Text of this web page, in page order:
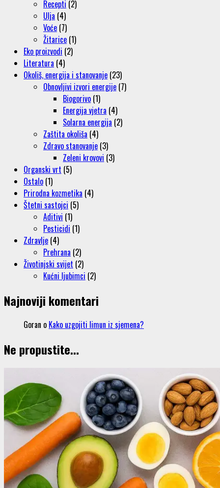
Recepti (2)
Ulja (4)
Voće (7)
Žitarice (1)
Eko proizvodi (2)
Literatura (4)
Okoliš, energija i stanovanje (23)
Obnovljivi izvori energije (7)
Biogorivo (1)
Energija vjetra (4)
Solarna energija (2)
Zaštita okoliša (4)
Zdravo stanovanje (3)
Zeleni krovovi (3)
Organski vrt (5)
Ostalo (1)
Prirodna kozmetika (4)
Štetni sastojci (5)
Aditivi (1)
Pesticidi (1)
Zdravlje (4)
Prehrana (2)
Životinjski svijet (2)
Kućni ljubimci (2)
Najnoviji komentari
Goran o Kako uzgojiti limun iz sjemena?
Ne propustite...